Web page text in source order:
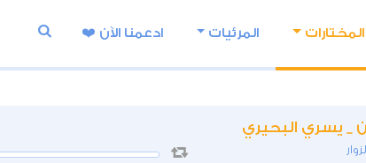
المختارات المرئيات ادعمنا اﻵن ❤️
_ يسري البحيري